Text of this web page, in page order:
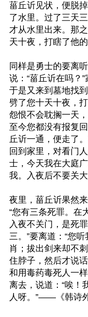
菑丘䜣见状，便脱
了水里。过了三天
才从水里出来。那
天十夜，打瞎了他的
同样是勇士的要离
说：“菑丘䜣在吗？
于是又来到墓地找
劈了您十天十夜，
怨恨不会耽搁一天
至今您都没有报复
丘䜣一通，便走了
回到家里，对看门
士，今天我在大庭
我。入夜后不要关
夜里，菑丘䜣果然
“您有三条死罪。在
入夜不关门，是死
三。”要离道：“您
肖；拔出剑来却不
住脖子，然后才说
和用毒药毒死人一
离去，说道：“唉！
人呀。”——《韩诗